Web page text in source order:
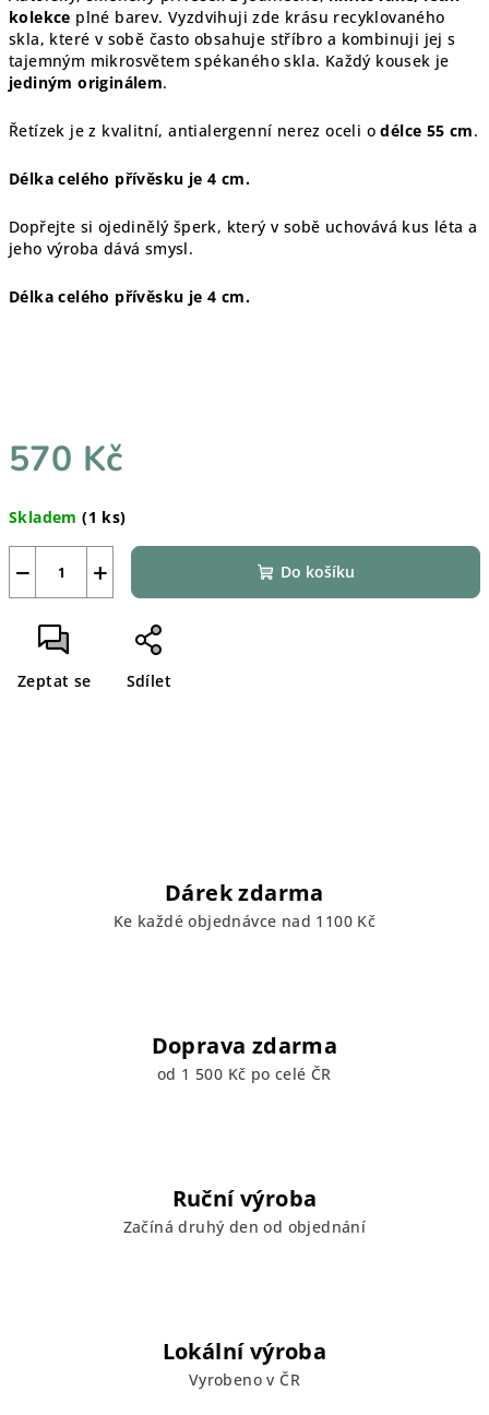
kolekce plné barev. Vyzdvihuji zde krásu recyklovaného
skla, které v sobě často obsahuje stříbro a kombinuji jej s
tajemným mikrosvětem spékaného skla. Každý kousek je
jediným originálem.
Řetízek je z kvalitní, antialergenní nerez oceli odélce 55 cm.
Délka celého přívěsku je 4 cm.
Dopřejte si ojedinělý šperk, který v sobě uchovává kus léta a
jeho výroba dává smysl.
Délka celého přívěsku je 4 cm.
570 Kč
cena:
Skladem(1 ks)
+
− Do košíku
Zeptat se Sdílet
Dárek zdarma
Ke každé objednávce nad 1100 Kč
Doprava zdarma
od 1 500 Kč po celé ČR
Ruční výroba
Začíná druhý den od objednání
Lokální výroba
Vyrobeno v ČR